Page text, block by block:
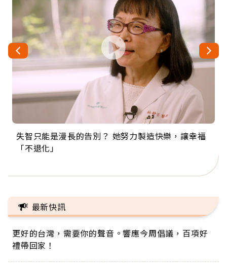
失智只能是漫長的告別？ 她努力製造快樂，讓幸福
「不退化」
來自剛果的巧克力神父 為台灣奉獻36年 「台灣是我
的家，我連作夢都講台語！」
63歲卸矽谷副總、搬回台灣找快樂！「蛋黃哥小
丑」走進安養院，逗樂上萬爺奶：退休後才開始真
104歲打破金氏世界紀錄 成為全球最年長羽球選
手，分享長壽的秘密原來是「這個」
事業巔峰他選擇追夢…黑手阿伯拉小提琴還登上小
巨蛋！連CNN都大讚！
最新快訊
更好的台灣，需要你的聲音。響應今周倡議，百項好
禮帶回家！